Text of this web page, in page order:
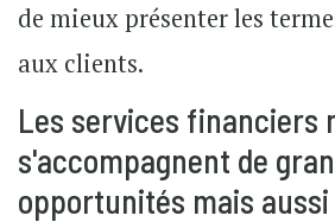
de mieux présenter les
aux clients.
Les services financiers
s'accompagnent de
opportunités mais